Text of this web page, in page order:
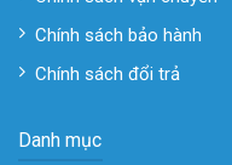
Chính sách bảo hành
Chính sách đổi trả
Danh mục